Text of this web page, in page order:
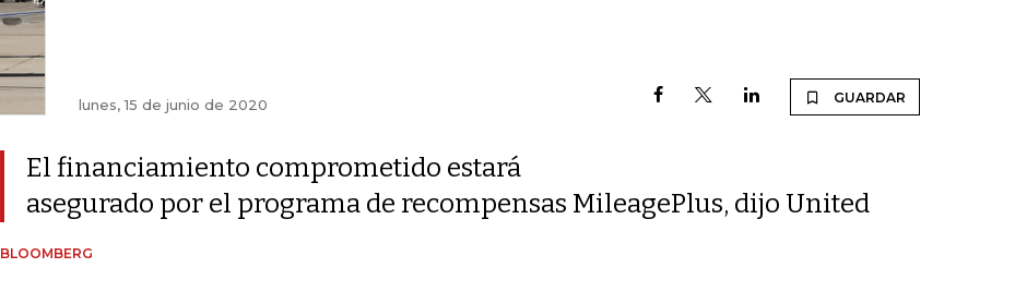
lunes, 15 de junio de 2020 GUARDAR
El financiamiento comprometido estará
asegurado por el programa de recompensas MileagePlus, dijo United
BLOOMBERG